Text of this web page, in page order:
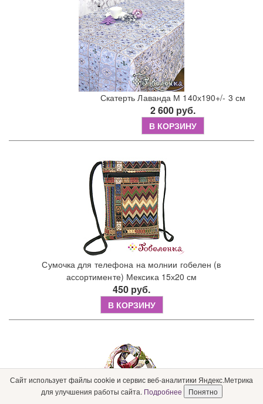
Скатерть Лаванда М 140х190+/- 3 см
2 600 руб.
В КОРЗИНУ
Сумочка для телефона на молнии гобелен (в
ассортименте) Мексика 15х20 см
450 руб.
В КОРЗИНУ
Сайт использует файлы cookie и сервис веб-аналитики Яндекс.Метрика
для улучшения работы сайта. Подробнее Понятно